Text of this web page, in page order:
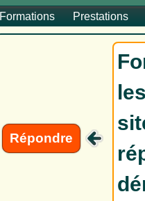
Formations Prestations
Répondre